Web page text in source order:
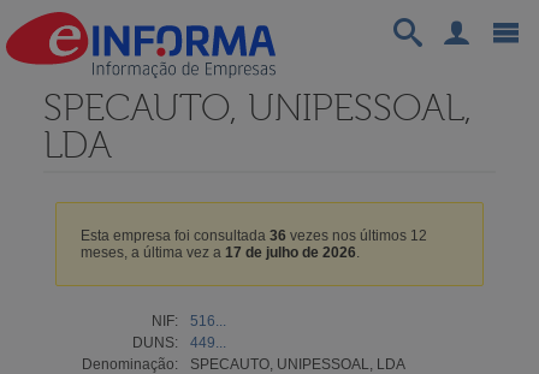
SPECAUTO, UNIPESSOAL,
LDA
Esta empresa foi consultada 36 vezes nos últimos 12
meses, a última vez a 17 de julho de 2026.
NIF:
516...
DUNS:
449...
Denominação:
SPECAUTO, UNIPESSOAL, LDA